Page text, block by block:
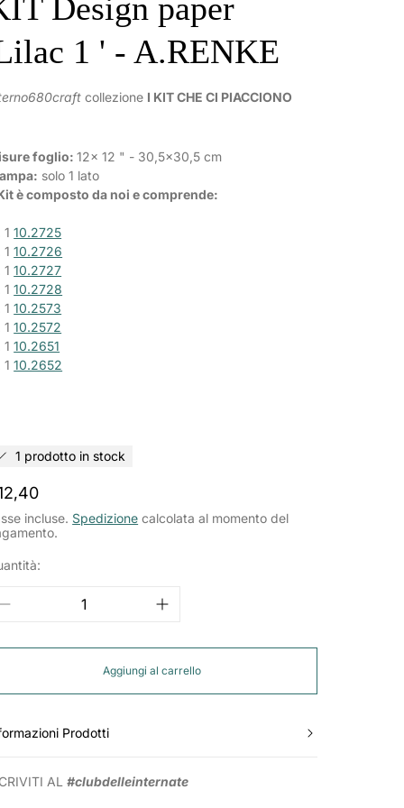
Design paper
1 ' - A.RENKE
collezione I KIT CHE CI PIACCIONO
foglio: 12x 12 " - 30,5x30,5 cm
solo 1 lato
è composto da noi e comprende:
110.2725
110.2726
110.2727
110.2728
110.2573
110.2572
110.2651
110.2652
1 prodotto in stock
incluse. Spedizione calcolata al momento del
Aggiungi al carrello
Prodotti
AL#clubdelleinternate